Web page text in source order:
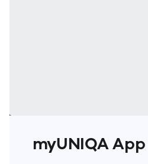
myUNIQA